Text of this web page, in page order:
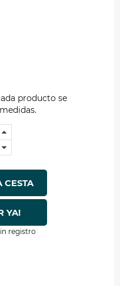
producto se
CESTA
YA!
registro